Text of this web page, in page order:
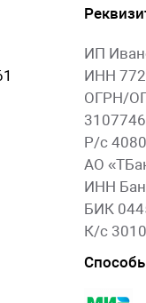
ИП
ИНН
ОГРН/
Р/с
АО
ИНН
БИК
К/с